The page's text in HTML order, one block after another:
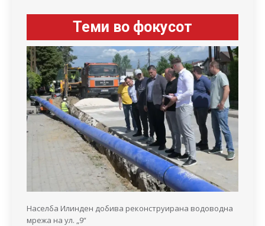
Теми во фокусот
Населба Илинден добива реконструирана водоводна
мрежа на ул. „9“